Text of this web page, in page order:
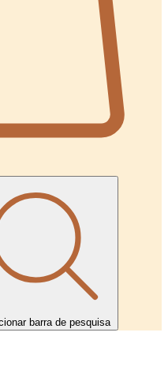
barra de pesquisa